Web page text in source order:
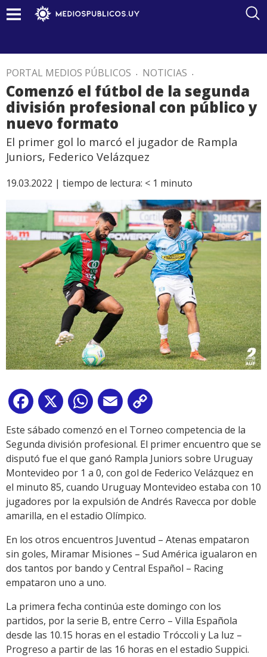
PORTAL MEDIOS PÚBLICOS . NOTICIAS .
Comenzó el fútbol de la segunda
división profesional con público y
nuevo formato
El primer gol lo marcó el jugador de Rampla
Juniors, Federico Velázquez
19.03.2022 | tiempo de lectura: < 1 minuto
Facebook
X WhatsApp
Email
Link
Este sábado comenzó en el Torneo competencia de la
Segunda división profesional. El primer encuentro que se
disputó fue el que ganó Rampla Juniors sobre Uruguay
Montevideo por 1 a 0, con gol de Federico Velázquez en
el minuto 85, cuando Uruguay Montevideo estaba con 10
jugadores por la expulsión de Andrés Ravecca por doble
amarilla, en el estadio Olímpico.
En los otros encuentros Juventud – Atenas empataron
sin goles, Miramar Misiones – Sud América igualaron en
dos tantos por bando y Central Español – Racing
empataron uno a uno.
La primera fecha continúa este domingo con los
partidos, por la serie B, entre Cerro – Villa Española
desde las 10.15 horas en el estadio Tróccoli y La luz –
Progreso a partir de las 16 horas en el estadio Suppici.